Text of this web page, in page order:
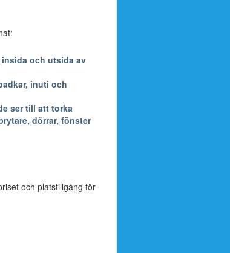
och utsida av
inuti och
ser till att torka
dörrar, fönster
och platstillgång för